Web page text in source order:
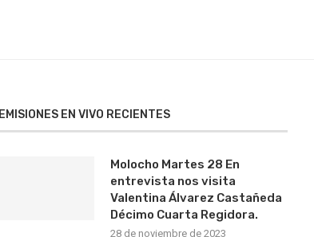
EMISIONES EN VIVO RECIENTES
Molocho Martes 28 En
entrevista nos visita
Valentina Álvarez Castañeda
Décimo Cuarta Regidora.
28 de noviembre de 2023